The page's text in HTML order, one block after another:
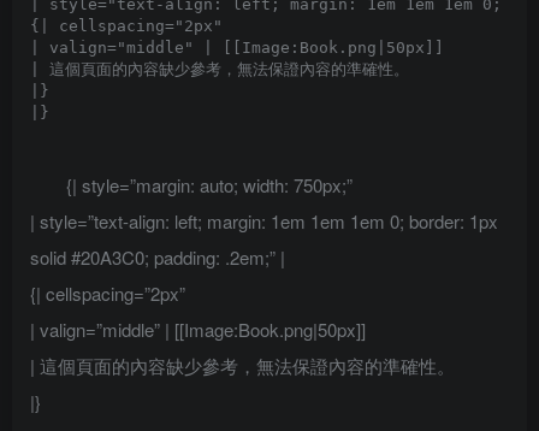
| style="text-align: left; margin: 1em 1em 1em 0;
{| cellspacing="2px"
| valign="middle" | [[Image:Book.png|50px]]
| 這個頁面的內容缺少參考，無法保證內容的準確性。
|}
{| style=”margin: auto; width: 750px;”
| style=”text-align: left; margin: 1em 1em 1em 0; border: 1px
solid #20A3C0; padding: .2em;” |
{| cellspacing=”2px”
| valign=”middle” | [[Image:Book.png|50px]]
| 這個頁面的內容缺少參考，無法保證內容的準確性。
|}